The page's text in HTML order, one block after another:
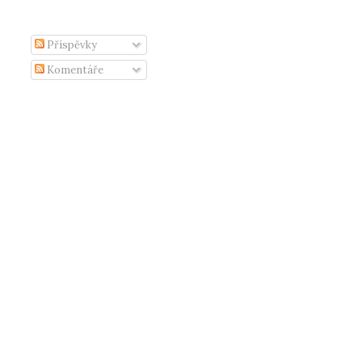
Příspěvky
Komentáře